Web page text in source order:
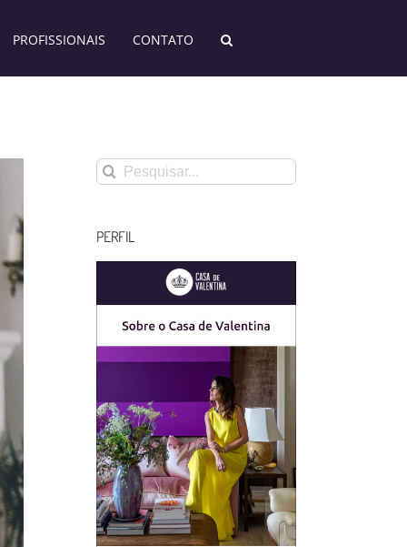
PROFISSIONAIS CONTATO
Buscar
resultados
PERFIL